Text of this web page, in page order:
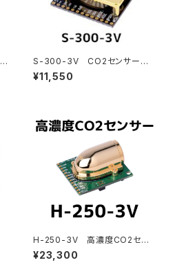
S-300-3V CO2センサーモ
ジュール
¥11,550
H-250-3V 高濃度CO2セン
サー
¥23,300